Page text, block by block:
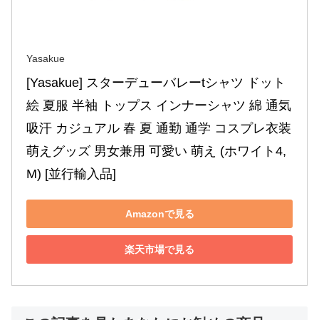
Yasakue
[Yasakue] スターデューバレーtシャツ ドット
絵 夏服 半袖 トップス インナーシャツ 綿 通気
吸汗 カジュアル 春 夏 通勤 通学 コスプレ衣装
萌えグッズ 男女兼用 可愛い 萌え (ホワイト4,
M) [並行輸入品]
Amazonで見る
楽天市場で見る